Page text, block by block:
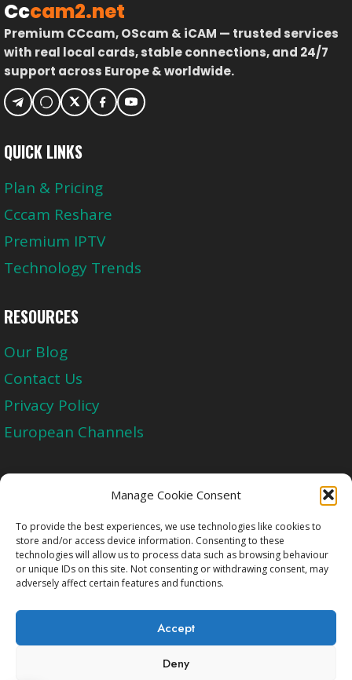
Manage Cookie Consent
To provide the best experiences, we use technologies like cookies to
store and/or access device information. Consenting to these
technologies will allow us to process data such as browsing behaviour
or unique IDs on this site. Not consenting or withdrawing consent, may
adversely affect certain features and functions.
Accept
Deny
Cccam2.net
Premium CCcam, OScam & iCAM — trusted services
with real local cards, stable connections, and 24/7
support across Europe & worldwide.
QUICK LINKS
Plan & Pricing
Cccam Reshare
Premium IPTV
Technology Trends
RESOURCES
Our Blog
Contact Us
Privacy Policy
European Channels
Upgrade Today And Experience The Perfect
Blend of Quality
Get Started